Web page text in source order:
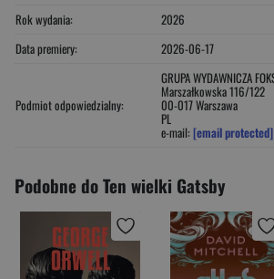
Rok wydania:
2026
Data premiery:
2026-06-17
Podmiot odpowiedzialny:
GRUPA WYDAWNICZA
Marszałkowska 116/122
00-017 Warszawa
PL
e-mail: [email protected]
Podobne do Ten wielki Gatsby